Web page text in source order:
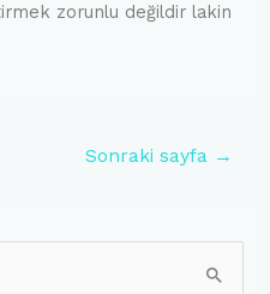
zorunlu değildir lakin
Sonraki sayfa →